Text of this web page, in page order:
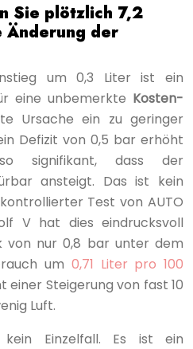
Sie plötzlich 7,2
der
um 0,3 Liter ist ein
eine unbemerkte Kosten-
Ursache ein zu geringer
Defizit von 0,5 bar erhöht
signifikant, dass der
ansteigt. Das ist kein
Test von AUTO
V hat dies eindrucksvoll
von nur 0,8 bar unter dem
um 0,71 Liter pro 100
einer Steigerung von fast 10
Luft.
kein Einzelfall. Es ist ein